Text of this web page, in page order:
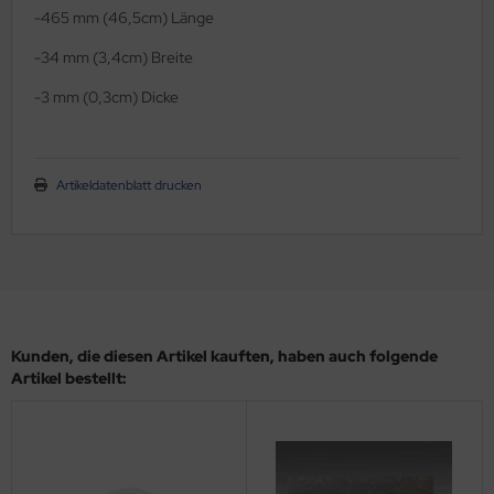
-465 mm (46,5cm) Länge
-34 mm (3,4cm) Breite
-3 mm (0,3cm) Dicke
Artikeldatenblatt drucken
Kunden, die diesen Artikel kauften, haben auch folgende
Artikel bestellt:
- Sublimationspapier
Packband-Gewebeklebepunkte